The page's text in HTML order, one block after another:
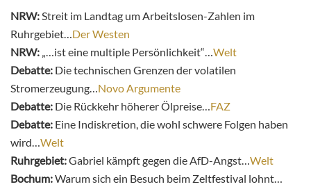
NRW:Streit im Landtag um Arbeitslosen-Zahlen im
Ruhrgebiet…Der Westen
NRW: „…ist eine multiple Persönlichkeit“…Welt
Debatte: Die technischen Grenzen der volatilen
Stromerzeugung…Novo Argumente
Debatte: Die Rückkehr höherer Ölpreise…FAZ
Debatte: Eine Indiskretion, die wohl schwere Folgen haben
wird…Welt
Ruhrgebiet:Gabriel kämpft gegen die AfD-Angst…Welt
Bochum:Warum sich ein Besuch beim Zeltfestival lohnt…